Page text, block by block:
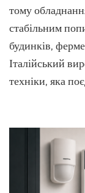
тому
стабільним
будинків,
Італійський
техніки, яка